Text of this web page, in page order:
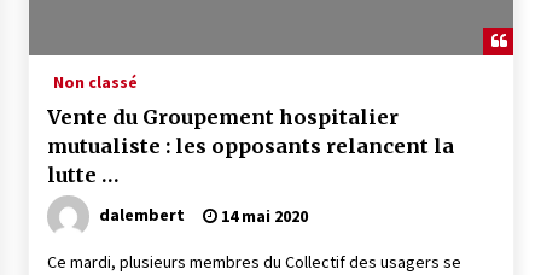
Non classé
Vente du Groupement hospitalier
mutualiste : les opposants relancent la
lutte …
dalembert 14 mai 2020
Ce mardi, plusieurs membres du Collectif des usagers se